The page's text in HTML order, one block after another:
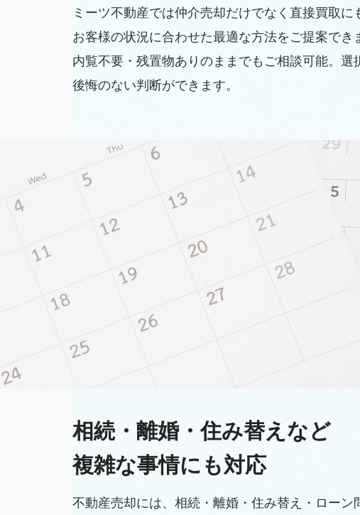
ミーツ不動産では仲介売却だけでなく直接買取に
お客様の状況に合わせた最適な方法をご提案でき
内覧不要・残置物ありのままでもご相談可能。選
後悔のない判断ができます。
相続・離婚・住み替えなど
複雑な事情にも対応
不動産売却には、相続・離婚・住み替え・ローン